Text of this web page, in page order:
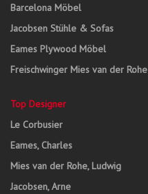
Barcelona Möbel
Jacobsen Stühle & Sofas
Eames Plywood Möbel
Freischwinger Mies van der Rohe
Top Designer
Le Corbusier
Eames, Charles
Mies van der Rohe, Ludwig
Jacobsen, Arne